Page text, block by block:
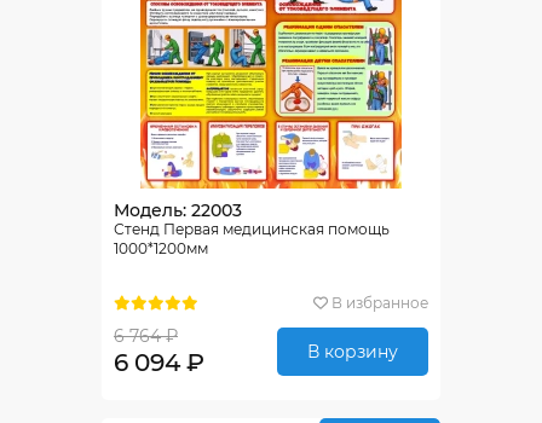
Модель: 22003
Стенд Первая медицинская помощь
1000*1200мм
В избранное
6 764 ₽
6 094 ₽ В корзину